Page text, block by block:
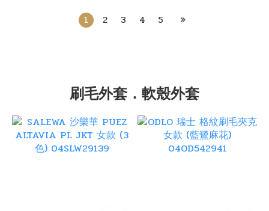
1 2 3 4 5 »
刷毛外套．軟殼外套